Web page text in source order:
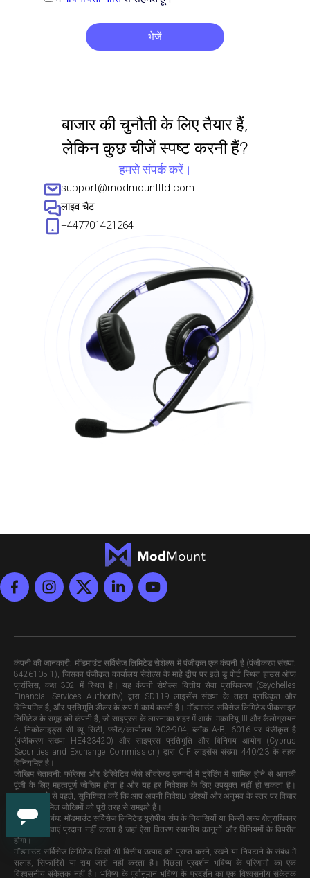
भेजें
बाजार की चुनौती के लिए तैयार हैं,
लेकिन कुछ चीजें स्पष्ट करनी हैं?
हमसे संपर्क करें।
support@modmountltd.com
लाइव चैट
+447701421264
कंपनी की जानकारी: मॉडमाउंट सर्विसेज लिमिटेड सेशेल्स में पंजीकृत एक कंपनी है (पंजीकरण संख्या:
8426105-1), जिसका पंजीकृत कार्यालय सेशेल्स के माहे द्वीप पर इले डु पोर्ट स्थित हाउस ऑफ
फ्रांसिस, कक्ष 302 में स्थित है। यह कंपनी सेशेल्स वित्तीय सेवा प्राधिकरण (Seychelles
Financial Services Authority) द्वारा SD119 लाइसेंस संख्या के तहत प्राधिकृत और
विनियमित है, और प्रतिभूति डीलर के रूप में कार्य करती है। मॉडमाउंट सर्विसेज लिमिटेड पीकसाइट
लिमिटेड के समूह की कंपनी है, जो साइप्रस के लारनाका शहर में आर्क. मकारियू III और कैलोग्रायन
4, निकोलाइड्स सी व्यू सिटी, फ्लैट/कार्यालय 903-904, ब्लॉक A-B, 6016 पर पंजीकृत है
(पंजीकरण संख्या HE433420) और साइप्रस प्रतिभूति और विनिमय आयोग (Cyprus
Securities and Exchange Commission) द्वारा CIF लाइसेंस संख्या 440/23 के तहत
विनियमित है।
जोखिम चेतावनी: फॉरेक्स और डेरिवेटिव जैसे लीवरेज्ड उत्पादों में ट्रेडिंग में शामिल होने से आपकी
पूंजी के लिए महत्वपूर्ण जोखिम होता है और यह हर निवेशक के लिए उपयुक्त नहीं हो सकता है।
व्यापार करने से पहले, सुनिश्चित करें कि आप अपनी निवेशD उद्देश्यों और अनुभव के स्तर पर विचार
करते हुए शामिल जोखिमों को पूरी तरह से समझते हैं।
क्षेत्रीय प्रतिबंध: मॉडमाउंट सर्विसेज लिमिटेड यूरोपीय संघ के निवासियों या किसी अन्य क्षेत्राधिकार
को अपनी सेवाएं प्रदान नहीं करता है जहां ऐसा वितरण स्थानीय कानूनों और विनियमों के विपरीत
होगा।
मॉडमाउंट सर्विसेज लिमिटेड किसी भी वित्तीय उत्पाद को प्राप्त करने, रखने या निपटाने के संबंध में
सलाह, सिफारिशें या राय जारी नहीं करता है। पिछला प्रदर्शन भविष्य के परिणामों का एक
विश्वसनीय संकेतक नहीं है। भविष्य के पूर्वानुमान भविष्य के प्रदर्शन का एक विश्वसनीय संकेतक